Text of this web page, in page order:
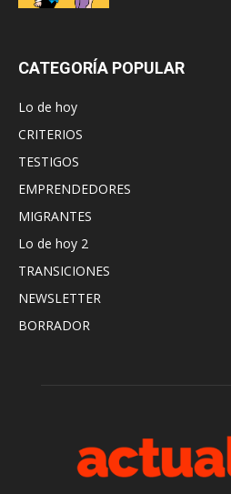
CATEGORÍA POPULAR
Lo de hoy
CRITERIOS
TESTIGOS
EMPRENDEDORES
MIGRANTES
Lo de hoy 2
TRANSICIONES
NEWSLETTER
BORRADOR